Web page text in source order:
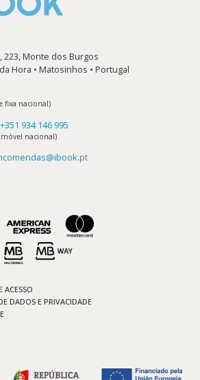
223, Monte dos Burgos
Hora • Matosinhos • Portugal
fixa nacional)
+351 934 146 995
nacional)
ACESSO
DADOS E PRIVACIDADE